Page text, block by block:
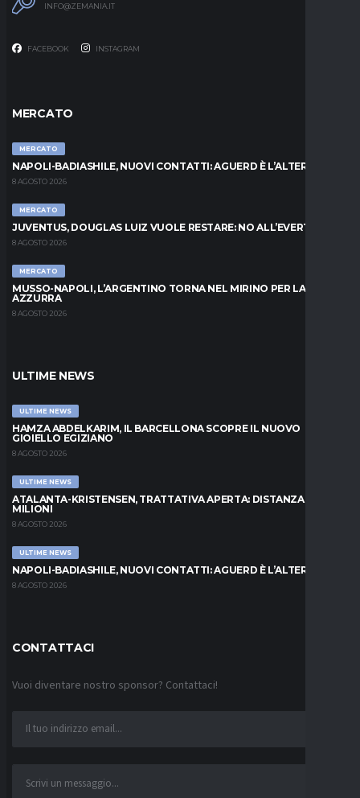
INFO@ZEMANIA.IT
FACEBOOK INSTAGRAM
MERCATO
MERCATO
NAPOLI-BADIASHILE, NUOVI CONTATTI: AGUERD È L’ALTERNATIVA
8 AGOSTO 2026
MERCATO
JUVENTUS, DOUGLAS LUIZ VUOLE RESTARE: NO ALL’EVERTON
8 AGOSTO 2026
MERCATO
MUSSO-NAPOLI, L’ARGENTINO TORNA NEL MIRINO PER LA PORTA
AZZURRA
8 AGOSTO 2026
ULTIME NEWS
ULTIME NEWS
HAMZA ABDELKARIM, IL BARCELLONA SCOPRE IL NUOVO
GIOIELLO EGIZIANO
8 AGOSTO 2026
ULTIME NEWS
ATALANTA-KRISTENSEN, TRATTATIVA APERTA: DISTANZA DI 5
MILIONI
8 AGOSTO 2026
ULTIME NEWS
NAPOLI-BADIASHILE, NUOVI CONTATTI: AGUERD È L’ALTERNATIVA
8 AGOSTO 2026
CONTATTACI
Vuoi diventare nostro sponsor? Contattaci!